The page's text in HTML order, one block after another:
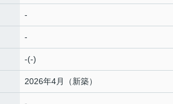
-
-
-(-)
2026年4月（新築）